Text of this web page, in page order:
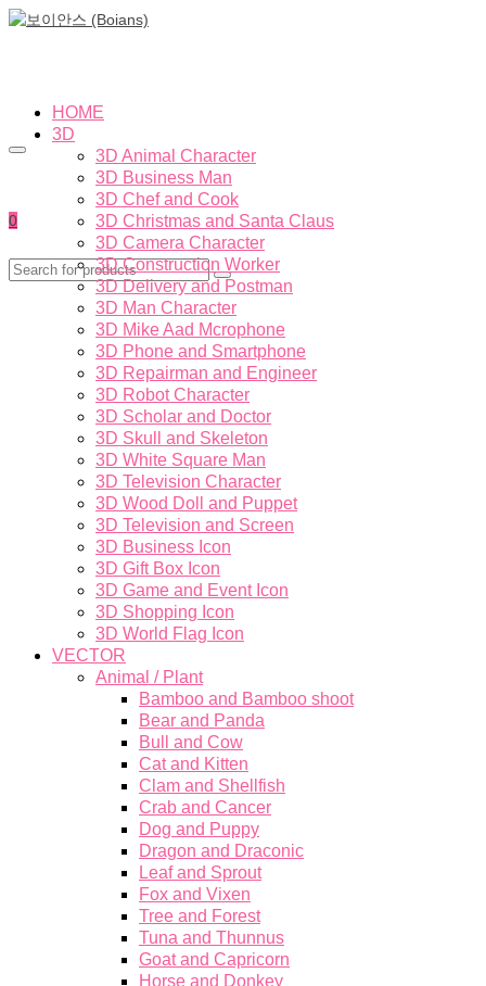
0
HOME
3D
3D Animal Character
3D Business Man
3D Chef and Cook
3D Christmas and Santa Claus
3D Camera Character
3D Construction Worker
3D Delivery and Postman
3D Man Character
3D Mike Aad Mcrophone
3D Phone and Smartphone
3D Repairman and Engineer
3D Robot Character
3D Scholar and Doctor
3D Skull and Skeleton
3D White Square Man
3D Television Character
3D Wood Doll and Puppet
3D Television and Screen
3D Business Icon
3D Gift Box Icon
3D Game and Event Icon
3D Shopping Icon
3D World Flag Icon
VECTOR
Animal / Plant
Bamboo and Bamboo shoot
Bear and Panda
Bull and Cow
Cat and Kitten
Clam and Shellfish
Crab and Cancer
Dog and Puppy
Dragon and Draconic
Leaf and Sprout
Fox and Vixen
Tree and Forest
Tuna and Thunnus
Goat and Capricorn
Horse and Donkey